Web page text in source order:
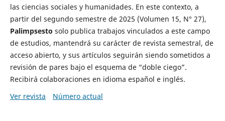
las ciencias sociales y humanidades. En este contexto, a
partir del segundo semestre de 2025 (Volumen 15, N° 27),
Palimpsesto solo publica trabajos vinculados a este campo
de estudios, mantendrá su carácter de revista semestral, de
acceso abierto, y sus artículos seguirán siendo sometidos a
revisión de pares bajo el esquema de “doble ciego”.
Recibirá colaboraciones en idioma español e inglés.
Ver revista
Número actual